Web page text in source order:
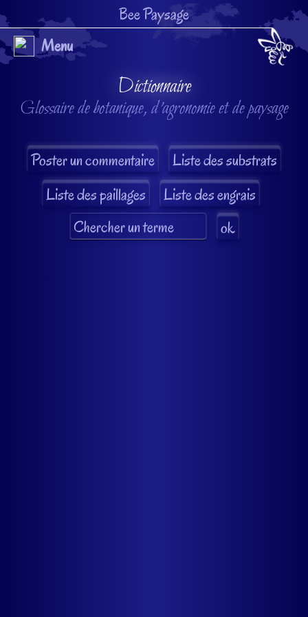
Bee Paysage
Menu
Dictionnaire
Glossaire de botanique, d'agronomie et de paysage
Liste des substrats
Liste des paillages
Liste des engrais